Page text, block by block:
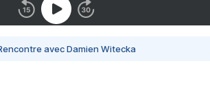
avec Damien Witecka